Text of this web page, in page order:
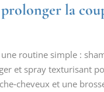
la
routine simple :
et spray texturisant
et une